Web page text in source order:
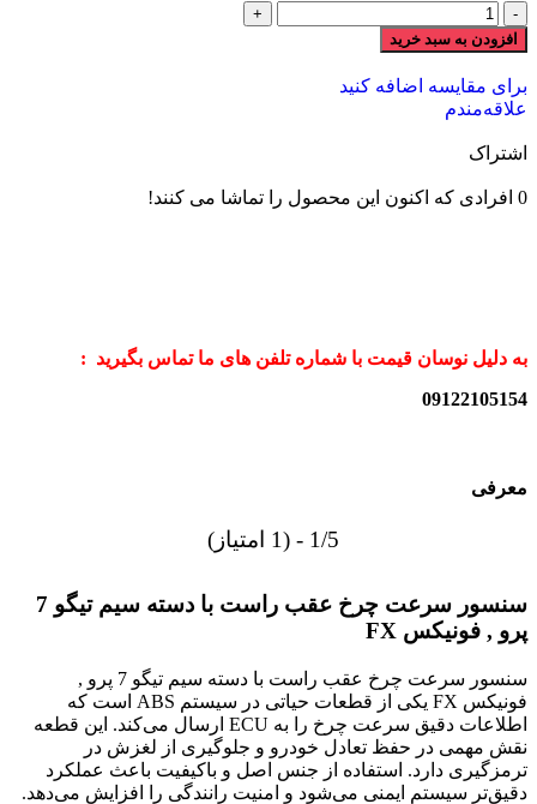
افزودن به سبد خرید
برای مقایسه اضافه کنید
علاقه‌مندم
اشتراک
0 افرادی که اکنون این محصول را تماشا می کنند!
به دلیل نوسان قیمت با شماره تلفن های ما تماس بگیرید :
09122105154
معرفی
1/5 - (1 امتیاز)
سنسور سرعت چرخ عقب راست با دسته سیم تیگو 7
پرو , فونیکس FX
سنسور سرعت چرخ عقب راست با دسته سیم تیگو 7 پرو ,
فونیکس FX یکی از قطعات حیاتی در سیستم ABS است که
اطلاعات دقیق سرعت چرخ را به ECU ارسال می‌کند. این قطعه
نقش مهمی در حفظ تعادل خودرو و جلوگیری از لغزش در
ترمزگیری دارد. استفاده از جنس اصل و باکیفیت باعث عملکرد
دقیق‌تر سیستم ایمنی می‌شود و امنیت رانندگی را افزایش می‌دهد.